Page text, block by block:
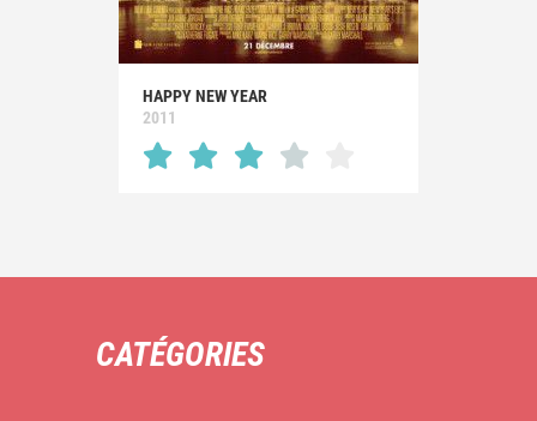
HAPPY NEW YEAR
2011
CATÉGORIES